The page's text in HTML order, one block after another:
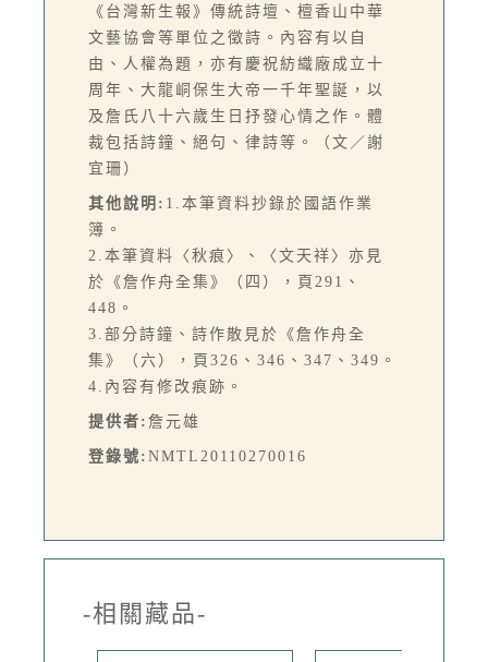
《台灣新生報》傳統詩壇、檀香山中華
文藝協會等單位之徵詩。內容有以自
由、人權為題，亦有慶祝紡織廠成立十
周年、大龍峒保生大帝一千年聖誕，以
及詹氏八十六歲生日抒發心情之作。體
裁包括詩鐘、絕句、律詩等。（文／謝
宜珊）
其他說明: 1.本筆資料抄錄於國語作業
簿。
2.本筆資料〈秋痕〉、〈文天祥〉亦見
於《詹作舟全集》（四），頁291、
448。
3.部分詩鐘、詩作散見於《詹作舟全
集》（六），頁326、346、347、349。
4.內容有修改痕跡。
提供者: 詹元雄
登錄號: NMTL20110270016
-相關藏品-